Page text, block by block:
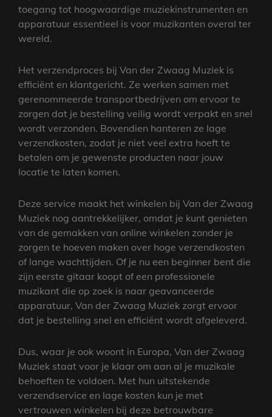
toegang tot hoogwaardige muziekinstrumenten en
apparatuur essentieel is voor muzikanten overal ter
wereld.
Het verzendproces bij Van der Zwaag Muziek is
efficiënt en klantgericht. Ze werken samen met
gerenommeerde transportbedrijven om ervoor te
zorgen dat je bestelling veilig wordt verpakt en snel
wordt verzonden. Bovendien hanteren ze lage
verzendkosten, zodat je niet veel extra hoeft te
betalen om je gewenste producten naar jouw
locatie te laten komen.
Deze service maakt het winkelen bij Van der Zwaag
Muziek nog aantrekkelijker, omdat je kunt genieten
van de gemakken van online winkelen zonder je
zorgen te hoeven maken over hoge verzendkosten
of lange wachttijden. Of je nu een beginner bent die
zijn eerste gitaar koopt of een professionele
muzikant die op zoek is naar geavanceerde
apparatuur, Van der Zwaag Muziek zorgt ervoor
dat je bestelling snel en efficiënt wordt afgeleverd.
Dus, waar je ook woont in Europa, Van der Zwaag
Muziek staat voor je klaar om aan al je muzikale
behoeften te voldoen. Met hun uitstekende
verzendservice en lage kosten kun je met
vertrouwen winkelen bij deze betrouwbare